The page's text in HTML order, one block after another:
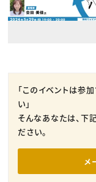
「このイベントは参
い」
そんなあなたは、下
ださい。
メ